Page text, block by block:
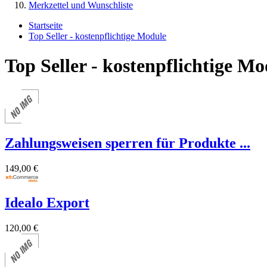
Merkzettel und Wunschliste
Startseite
Top Seller - kostenpflichtige Module
Top Seller - kostenpflichtige
Zahlungsweisen sperren für Produkte ...
149,00 €
Idealo Export
120,00 €